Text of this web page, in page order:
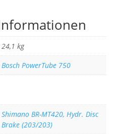
24,1 kg
Bosch PowerTube 750
Shimano BR-MT420, Hydr. Disc
Brake (203/203)